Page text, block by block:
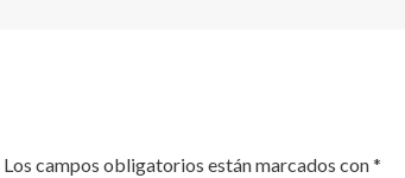
Los campos obligatorios están marcados con*